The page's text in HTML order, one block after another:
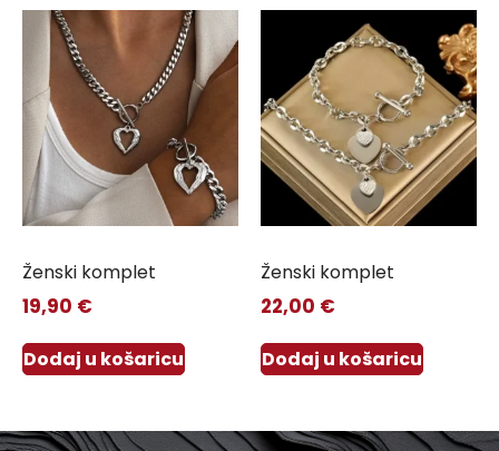
Ženski komplet
19,90 €
Dodaj u košaricu
Ženski komplet
22,00 €
Dodaj u košaricu